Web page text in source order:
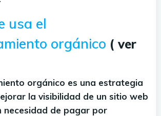
usa el
orgánico ( ver
orgánico es una estrategia
la visibilidad de un sitio web
necesidad de pagar por